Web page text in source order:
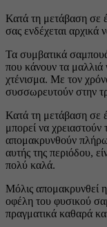
Κατά τη μετάβαση σε
σας ενδέχεται αρχικά
Τα συμβατικά
που κάνουν τα μαλλιά
χτένισμα. Με τον
συσσωρευτούν στην
Κατά τη μετάβαση σε
μπορεί να
απομακρυνθούν
αυτής της περιόδου,
πολύ καλά.
Μόλις απομακρυνθεί
οφέλη του φυσικού
πραγματικά καθαρά